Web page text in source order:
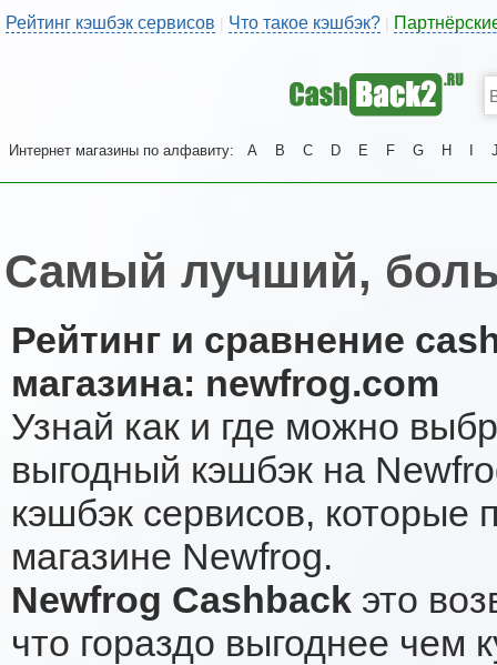
Рейтинг кэшбэк сервисов | Что такое кэшбэк?
Интернет магазины по алфавиту: A B C D E F G H
Самый лучший,
Рейтинг и сравнение
магазина: newfrog.com
Узнай как и где можно
выгодный кэшбэк на
кэшбэк сервисов, которые
магазине Newfrog.
Newfrog Cashback это
что гораздо выгоднее чем